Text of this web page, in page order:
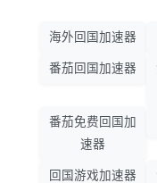
海外回国加速器
番茄回国加速器
番茄免费回国加
速器
回国游戏加速器